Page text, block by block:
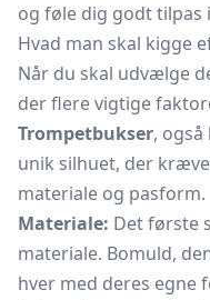
og føle dig godt tilpas
Hvad man skal kigge
Når du skal udvælge
der flere vigtige
Trompetbukser,
unik silhuet, der
materiale og pasform.
Materiale: Det første
materiale. Bomuld,
hver med deres egne